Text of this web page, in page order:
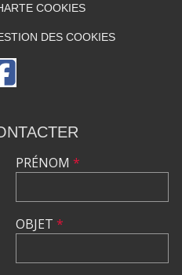
COOKIES
DES COOKIES
PRÉNOM *
OBJET *